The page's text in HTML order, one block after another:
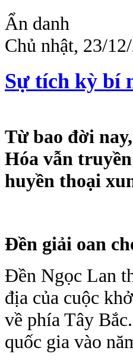
Ẩn danh
Chủ nhật, 23/
Sự tích kỳ bí
Từ bao đời
Hóa vẫn
huyền thoại
Đền giải oan
Đền Ngọc Lan
địa của cuộc
về phía Tây
quốc gia vào